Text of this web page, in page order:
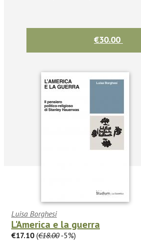
€30.00
Luisa Borghesi
L'America e la guerra
€17.10 (€18.00-5%)
facebook